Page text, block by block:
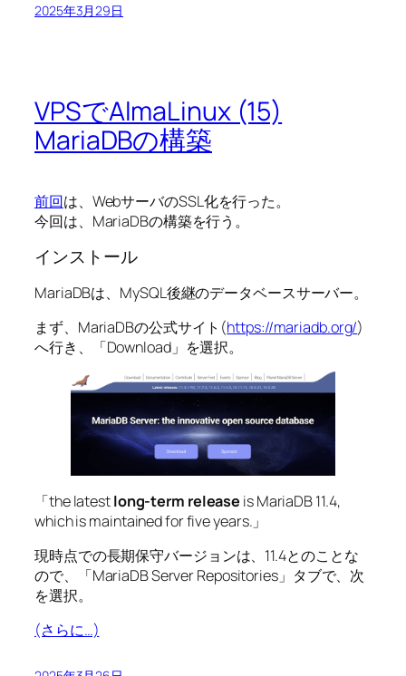
2025年3月29日
VPSでAlmaLinux (15)
MariaDBの構築
前回は、WebサーバのSSL化を行った。
今回は、MariaDBの構築を行う。
インストール
MariaDBは、MySQL後継のデータベースサーバー。
まず、MariaDBの公式サイト(https://mariadb.org/)
へ行き、「Download」を選択。
「the latestlong-term release is MariaDB 11.4,
which is maintained for five years.」
現時点での長期保守バージョンは、11.4とのことな
ので、「MariaDB Server Repositories」タブで、次
を選択。
(さらに…)